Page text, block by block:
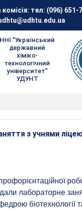
тел: (096) 651-
ННІ "Український
державний
хіміко-
технологічний
університет"
УДУНТ
з учнями
лабораторне
біотехнології